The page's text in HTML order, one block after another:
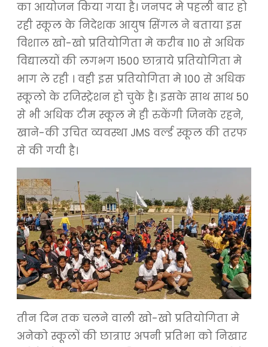
का आयोजन किया गया है। जनपद मे पहली बार हो
रही स्कूल के निदेशक आयुष सिंगल ने बताया इस
विशाल खो-खो प्रतियोगिता मे करीब 110 से अधिक
विद्यालयों की लगभग 1500 छात्राये प्रतियोगिता मे
भाग ले रही । वही इस प्रतियोगिता मे 100 से अधिक
स्कूलो के रजिस्ट्रेशन हो चुके है। इसके साथ साथ 50
से भी अधिक टीम स्कूल मे ही रुकेंगी जिनके रहने,
खाने-की उचित व्यवस्था JMS वर्ल्ड स्कूल की तरफ
से की गयी है।
तीन दिन तक चलने वाली खो-खो प्रतियोगिता मे
अनेको स्कूलों की छात्राए अपनी प्रतिभा को निखार